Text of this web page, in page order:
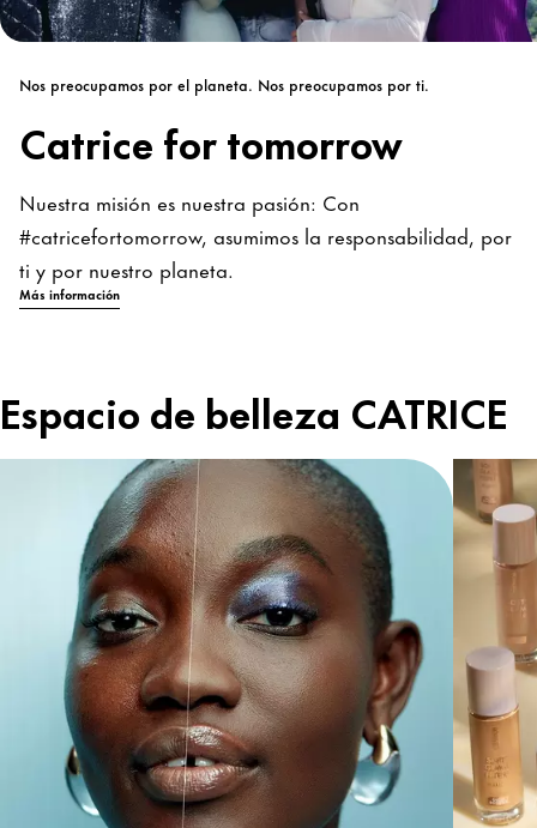
Nos preocupamos por el planeta. Nos preocupamos por ti.
Catrice for tomorrow
Nuestra misión es nuestra pasión: Con
#catricefortomorrow, asumimos la responsabilidad, por
ti y por nuestro planeta.
Más información
Espacio de belleza CATRICE